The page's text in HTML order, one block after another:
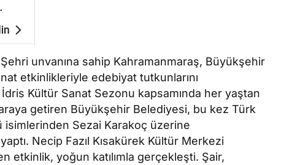
unvanına sahip Kahramanmaraş, Büyükşehir
etkinlikleriyle edebiyat tutkunlarını
Kültür Sanat Sezonu kapsamında her yaştan
getiren Büyükşehir Belediyesi, bu kez Türk
isimlerinden Sezai Karakoç üzerine
Necip Fazıl Kısakürek Kültür Merkezi
etkinlik, yoğun katılımla gerçekleşti. Şair,